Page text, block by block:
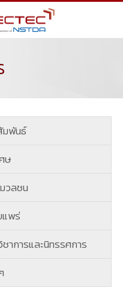
มพันธ์
ษ
วลชน
แพร่
าการและนิทรรศการ